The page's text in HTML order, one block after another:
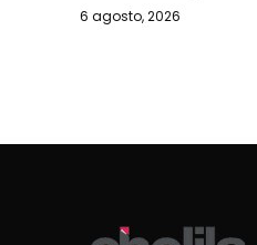
6 agosto, 2026